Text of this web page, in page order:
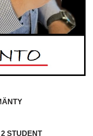
STUDENT